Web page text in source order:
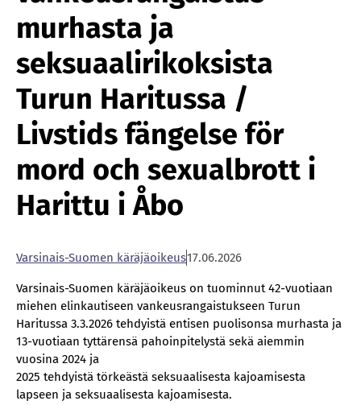
murhasta ja
seksuaalirikoksista
Turun Haritussa /
Livstids fängelse för
mord och sexualbrott i
Harittu i Åbo
Var­si­nais-Suo­men kä­rä­jä­oi­keus17.06.2026
Varsinais-Suomen käräjäoikeus on tuominnut 42-vuotiaan
miehen elinkautiseen vankeusrangaistukseen Turun
Haritussa 3.3.2026 tehdyistä entisen puolisonsa murhasta ja
13-vuotiaan tyttärensä pahoinpitelystä sekä aiemmin
vuosina 2024 ja
2025 tehdyistä törkeästä seksuaalisesta kajoamisesta
lapseen ja seksuaalisesta kajoamisesta.